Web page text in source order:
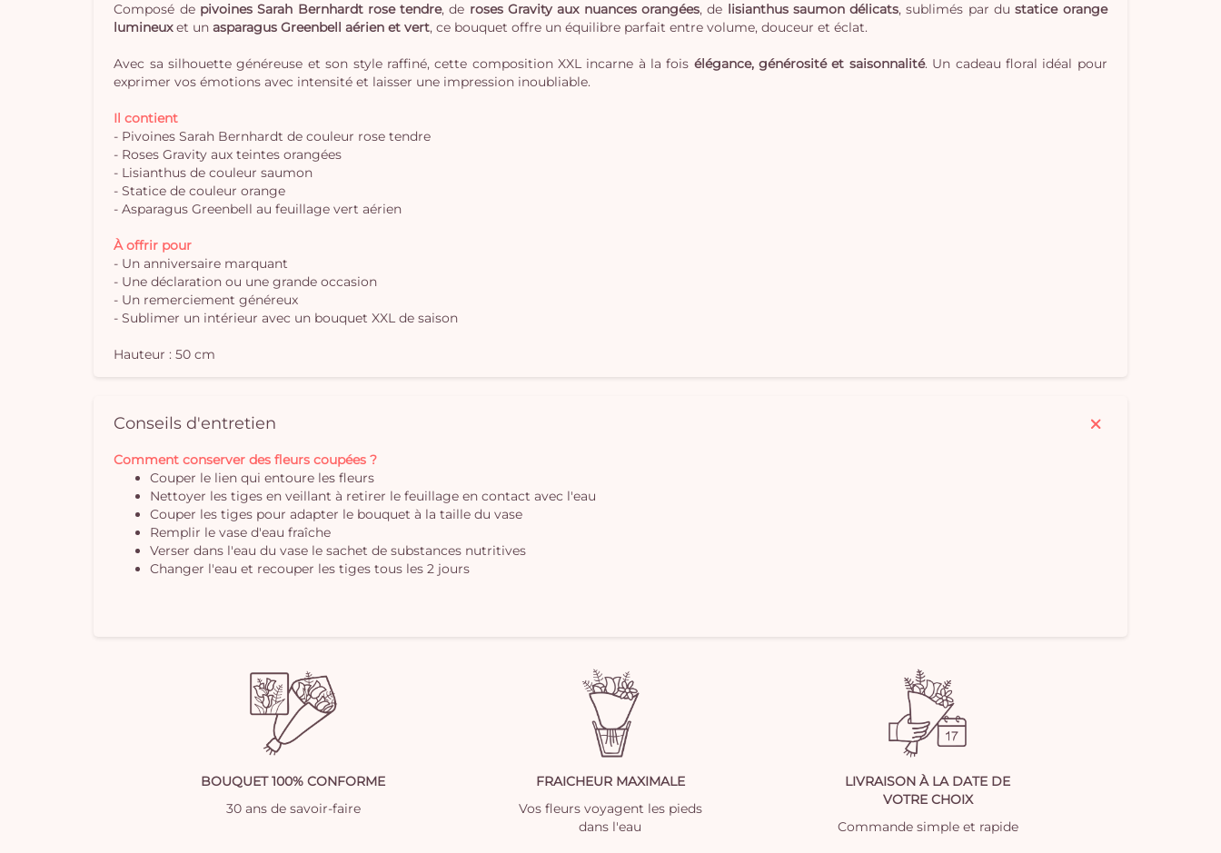
Composé de pivoines Sarah Bernhardt rose tendre, de roses Gravity aux nuances orangées, de lisianthus saumon délicats, sublimés par dustatice orange
lumineuxet unasparagus Greenbell aérien et vert, ce bouquet offre un équilibre parfait entre volume, douceur et éclat.
Avec sa silhouette généreuse et son style raffiné, cette composition XXL incarne à la fois élégance, générosité et saisonnalité. Un cadeau floral idéal pour
exprimer vos émotions avec intensité et laisser une impression inoubliable.
Il contient
- Pivoines Sarah Bernhardt de couleur rose tendre
- Roses Gravity aux teintes orangées
- Lisianthus de couleur saumon
- Statice de couleur orange
- Asparagus Greenbell au feuillage vert aérien
À offrir pour
- Un anniversaire marquant
- Une déclaration ou une grande occasion
- Un remerciement généreux
- Sublimer un intérieur avec un bouquet XXL de saison
Hauteur : 50 cm
Conseils d'entretien
Comment conserver des fleurs coupées ?
Couper le lien qui entoure les fleurs
Nettoyer les tiges en veillant à retirer le feuillage en contact avec l'eau
Couper les tiges pour adapter le bouquet à la taille du vase
Remplir le vase d'eau fraîche
Verser dans l'eau du vase le sachet de substances nutritives
Changer l'eau et recouper les tiges tous les 2 jours
BOUQUET 100% CONFORME
30 ans de savoir-faire
FRAICHEUR MAXIMALE
Vos fleurs voyagent les pieds
dans l'eau
LIVRAISON À LA DATE DE
VOTRE CHOIX
Commande simple et rapide